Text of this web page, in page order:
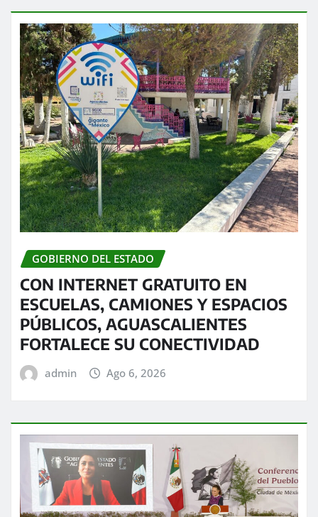
GOBIERNO DEL ESTADO
CON INTERNET GRATUITO EN
ESCUELAS, CAMIONES Y ESPACIOS
PÚBLICOS, AGUASCALIENTES
FORTALECE SU CONECTIVIDAD
admin Ago 6, 2026